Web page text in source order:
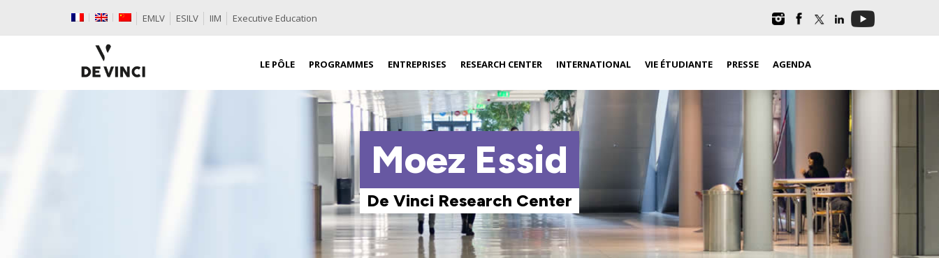
EMLV ESILV IIM Executive Education
LE PÔLE PROGRAMMES ENTREPRISES RESEARCH CENTER INTERNATIONAL VIE ÉTUDIANTE PRESSE AGENDA
Moez Essid
De Vinci Research Center